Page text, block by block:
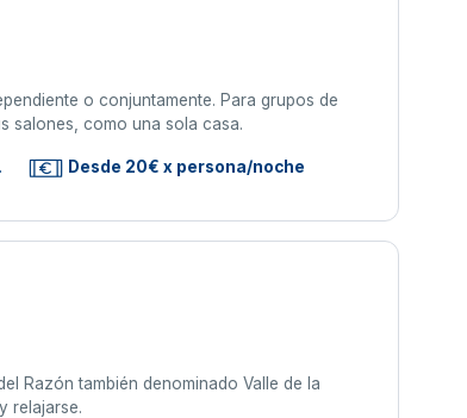
o conjuntamente. Para grupos de
salones, como una sola casa.
Desde 20€ x persona/noche
Razón también denominado Valle de la
relajarse.